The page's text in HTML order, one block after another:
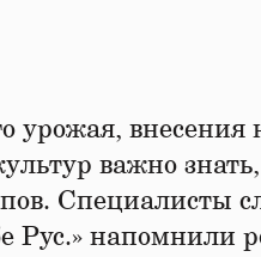
урожая,
важно
Специалисты
напомнили